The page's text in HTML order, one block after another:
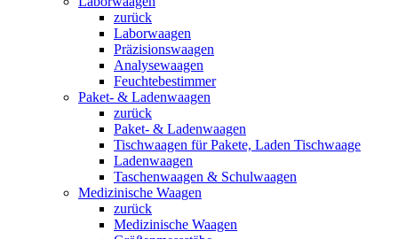
zurück
Laborwaagen
Präzisionswaagen
Analysewaagen
Feuchtebestimmer
Paket- & Ladenwaagen
zurück
Paket- & Ladenwaagen
Tischwaagen für Pakete, Laden Tischwaage
Ladenwaagen
Taschenwaagen & Schulwaagen
Medizinische Waagen
zurück
Medizinische Waagen